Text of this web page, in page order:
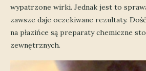
wypatrzone wirki. Jednak jest to
zawsze daje oczekiwane rezultaty.
na płazińce są preparaty chemiczne
zewnętrznych.